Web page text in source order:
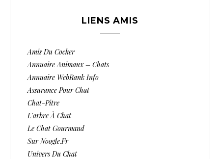
LIENS AMIS
Amis Du Cocker
Annuaire Animaux – Chats
Annuaire WebRank Info
Assurance Pour Chat
Chat-Pitre
L'arbre À Chat
Le Chat Gourmand
Sur Noogle.fr
Univers Du Chat